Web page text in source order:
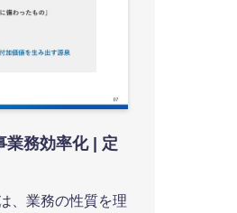
業務効率化 | 定
、業務の性質を理